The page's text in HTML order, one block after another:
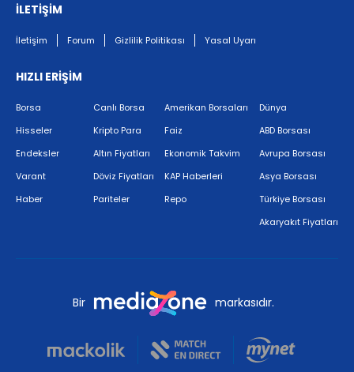
İLETİŞİM
İletişim Forum Gizlilik Politikası Yasal Uyarı
HIZLI ERİŞİM
Borsa
Hisseler
Endeksler
Varant
Haber
Canlı Borsa
Kripto Para
Altın Fiyatları
Döviz Fiyatları
Pariteler
Amerikan Borsaları
Faiz
Ekonomik Takvim
KAP Haberleri
Repo
Dünya
ABD Borsası
Avrupa Borsası
Asya Borsası
Türkiye Borsası
Akaryakıt Fiyatları
Bir markasıdır.